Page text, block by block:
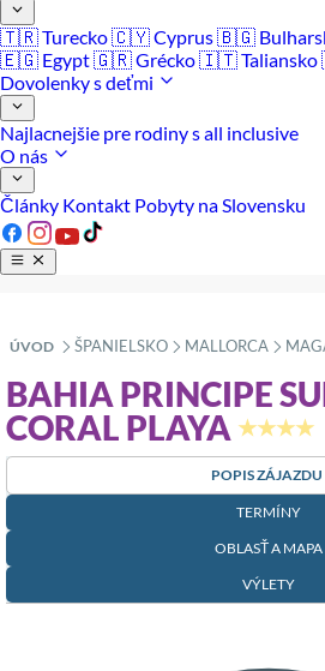
🇹🇷 Turecko🇨🇾 Cyprus🇧🇬
🇪🇬 Egypt🇬🇷 Grécko🇮🇹 Taliansko
Dovolenky s deťmi
Najlacnejšie pre rodiny s all inclusive
O nás
Články Kontakt Pobyty na Slovensku
ÚVOD »
ŠPANIELSKO »
MALLORCA »
BAHIA PRINCIPE
CORAL PLAYA ★★★★
POPIS ZÁJAZDU
TERMÍNY
OBLASŤ A MAPA
VÝLETY